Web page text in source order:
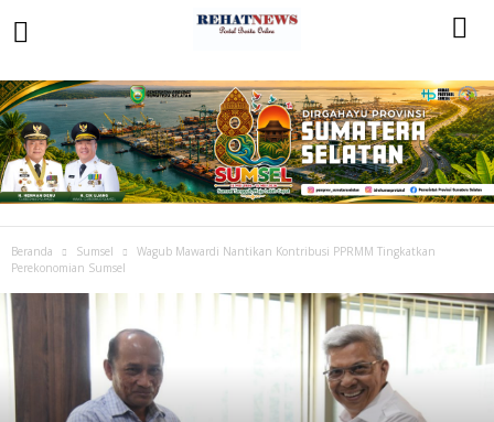
Beranda Sumsel
Wagub Mawardi Nantikan Kontribusi PPRMM Tingkatkan
Perekonomian Sumsel